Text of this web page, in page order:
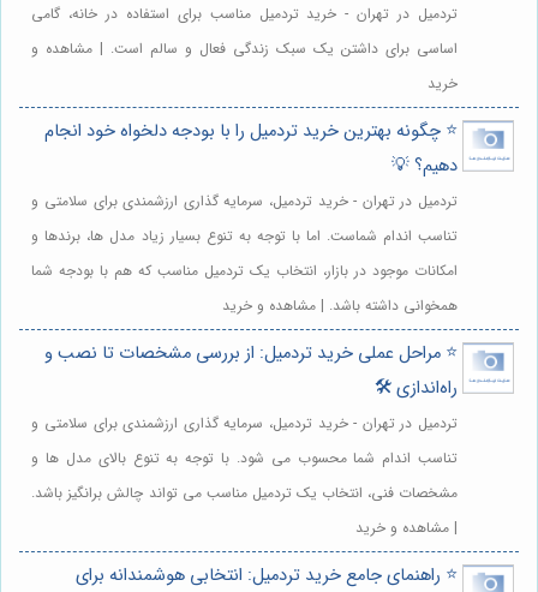
تردمیل در تهران - خرید تردمیل مناسب برای استفاده در خانه، گامی
اساسی برای داشتن یک سبک زندگی فعال و سالم است. | مشاهده و
خرید
⭐️ چگونه بهترین خرید تردمیل را با بودجه دلخواه خود انجام
دهیم؟ 💡
تردمیل در تهران - خرید تردمیل، سرمایه گذاری ارزشمندی برای سلامتی و
تناسب اندام شماست. اما با توجه به تنوع بسیار زیاد مدل ها، برندها و
امکانات موجود در بازار، انتخاب یک تردمیل مناسب که هم با بودجه شما
همخوانی داشته باشد. | مشاهده و خرید
⭐️ مراحل عملی خرید تردمیل: از بررسی مشخصات تا نصب و
راه‌اندازی 🛠️
تردمیل در تهران - خرید تردمیل، سرمایه گذاری ارزشمندی برای سلامتی و
تناسب اندام شما محسوب می شود. با توجه به تنوع بالای مدل ها و
مشخصات فنی، انتخاب یک تردمیل مناسب می تواند چالش برانگیز باشد.
| مشاهده و خرید
⭐️ راهنمای جامع خرید تردمیل: انتخابی هوشمندانه برای